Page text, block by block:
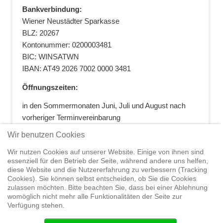
Bankverbindung:
Wiener Neustädter Sparkasse
BLZ: 20267
Kontonummer: 0200003481
BIC: WINSATWN
IBAN: AT49 2026 7002 0000 3481
Öffnungszeiten:
in den Sommermonaten Juni, Juli und August nach
vorheriger Terminvereinbarung
Home Shop Trainings Segeltörns Service
Elvstrøm
Sails Yachthandel Sicherheit auf
Wir benutzen Cookies
Wir nutzen Cookies auf unserer Website. Einige von ihnen sind
essenziell für den Betrieb der Seite, während andere uns helfen,
diese Website und die Nutzererfahrung zu verbessern (Tracking
Cookies). Sie können selbst entscheiden, ob Sie die Cookies
zulassen möchten. Bitte beachten Sie, dass bei einer Ablehnung
womöglich nicht mehr alle Funktionalitäten der Seite zur
Verfügung stehen.